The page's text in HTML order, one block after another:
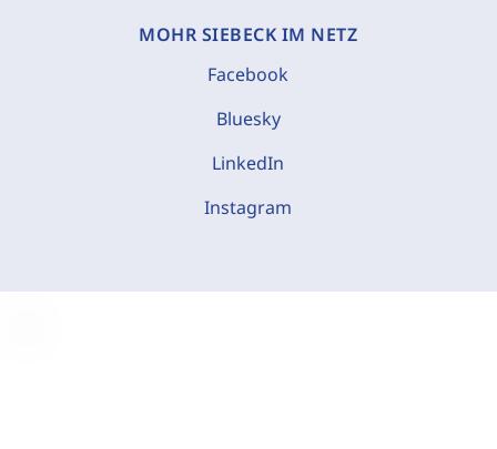
MOHR SIEBECK IM NETZ
Facebook
Bluesky
LinkedIn
Instagram